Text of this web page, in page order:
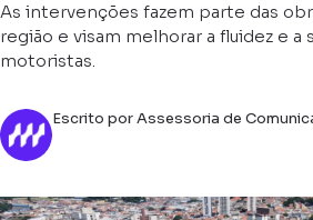
As intervenções fazem parte das
região e visam melhorar a fluidez e a
motoristas.
Escrito por Assessoria de